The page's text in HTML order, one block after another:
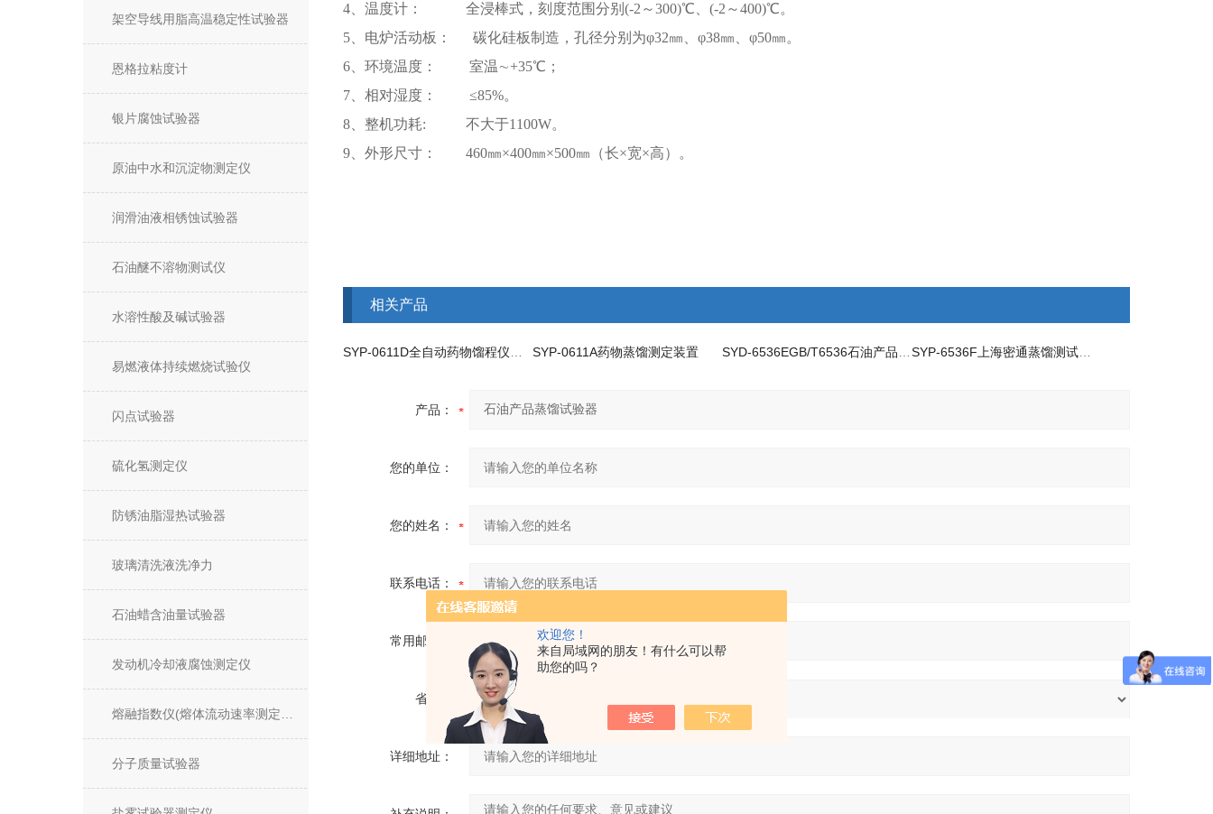
欢迎您！
来自局域网的朋友！有什么可以帮
助您的吗？
架空导线用脂高温稳定性试验器
恩格拉粘度计
银片腐蚀试验器
原油中水和沉淀物测定仪
润滑油液相锈蚀试验器
石油醚不溶物测试仪
水溶性酸及碱试验器
易燃液体持续燃烧试验仪
闪点试验器
硫化氢测定仪
防锈油脂湿热试验器
玻璃清洗液洗净力
石油蜡含油量试验器
发动机冷却液腐蚀测定仪
分子质量试验器
4、温度计： 全浸棒式，刻度范围分别(-2～300)℃、(-2～400)℃。
5、电炉活动板： 碳化硅板制造，孔径分别为φ32㎜、φ38㎜、φ50㎜。
6、环境温度： 室温∼+35℃；
7、相对湿度： ≤85%。
8、整机功耗: 不大于1100W。
9、外形尺寸： 460㎜×400㎜×500㎜（长×宽×高）。
相关产品
SYP-0611A药物蒸馏测定装置
产品：
您的单位：
您的姓名：
联系电话：
常用邮箱：
省份：
详细地址：